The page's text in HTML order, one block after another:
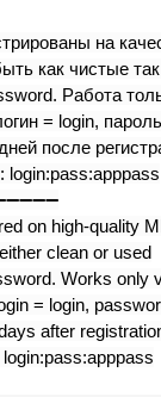
на
как чистые
Работа
= login,
после
login:pass:apppass
on high-quality
clean or used
Works only
= login,
after